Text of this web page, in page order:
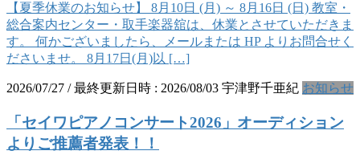
【夏季休業のお知らせ】 8月10日 (月) ～ 8月16日 (日) 教室・
総合案内センター・取手楽器舘は、休業とさせていただきま
す。 何かございましたら、メールまたは HP よりお問合せく
ださいませ。 8月17日(月)以 […]
2026/07/27 / 最終更新日時 : 2026/08/03 宇津野千亜紀 お知らせ
「セイワピアノコンサート2026」オーディション
よりご推薦者発表！！